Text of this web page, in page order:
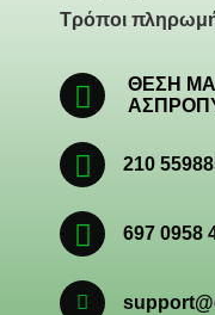
Τρόποι
ΘΕΣΗ
210
697 0958